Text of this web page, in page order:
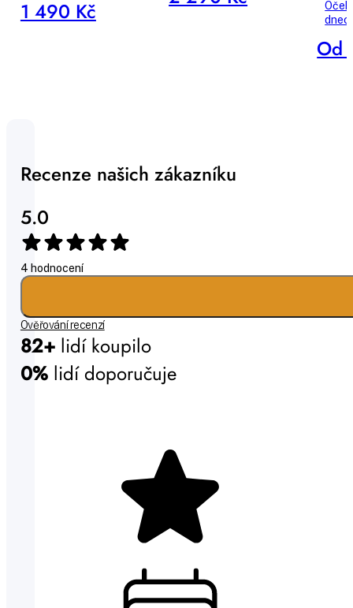
1 490 Kč
Od
Recenze našich zákazníku
5.0
4 hodnocení
Ověřování recenzí
82+ lidí koupilo
0% lidí doporučuje